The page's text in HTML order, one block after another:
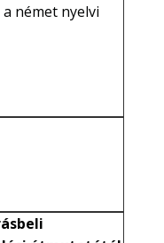
német nyelvi